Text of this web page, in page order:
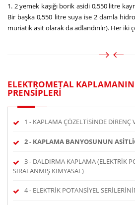
1. 2 yemek kaşığı borik asidi 0,550 litre
Bir başka 0,550 litre suya ise 2 damla
muriatik asit olarak da adlandırılır). Her iki
ELEKTROMETAL
PRENSİPLERİ
1 - KAPLAMA ÇÖZELTİSİNDE DİRENÇ
2 - KAPLAMA BANYOSUNUN
3 - DALDIRMA KAPLAMA (ELEKTRİK
SIRALANMIŞ KİMYASAL)
4 - ELEKTRİK POTANSİYEL